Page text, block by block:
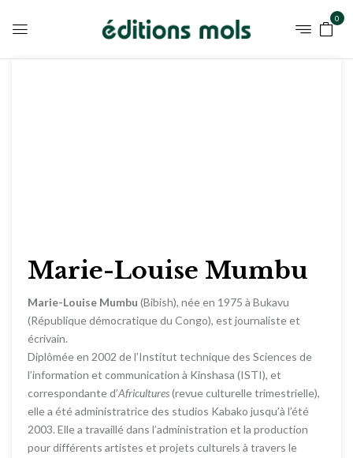
0
Marie-Louise Mumbu
Marie-Louise Mumbu (Bibish), née en 1975 à Bukavu
(République démocratique du Congo), est journaliste et
écrivain.
Diplômée en 2002 de l’Institut technique des Sciences de
l’information et communication à Kinshasa (ISTI), et
correspondante d’Africultures(revue culturelle trimestrielle),
elle a été administratrice des studios Kabako jusqu’à l’été
2003. Elle a travaillé dans l’administration et la production
pour différents artistes et projets culturels à travers le